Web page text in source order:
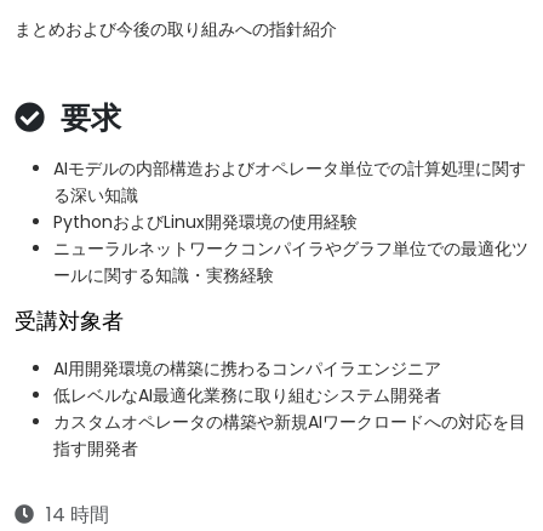
まとめおよび今後の取り組みへの指針紹介
要求
AIモデルの内部構造およびオペレータ単位での計算処理に関す
る深い知識
PythonおよびLinux開発環境の使用経験
ニューラルネットワークコンパイラやグラフ単位での最適化ツ
ールに関する知識・実務経験
受講対象者
AI用開発環境の構築に携わるコンパイラエンジニア
低レベルなAI最適化業務に取り組むシステム開発者
カスタムオペレータの構築や新規AIワークロードへの対応を目
指す開発者
14 時間